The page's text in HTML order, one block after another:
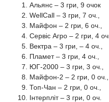
Альянс – 3 гри, 9 очок
WellCall – 3 гри, 7 оч.,
Майфон – 2 гри, 6 оч.,
Сервіс Агро – 2 гри, 4 оч.,
Вектра – 3 гри, – 4 оч.,
Пламет – 3 гри, 4 оч.,
ЮГ-2000 – 3 гри, 3 оч.,
Майфон-2 – 2 гри, 0 оч.,
Топ-Чан – 2 гри, 0 оч.,
Інтерпліт – 3 гри, 0 оч.